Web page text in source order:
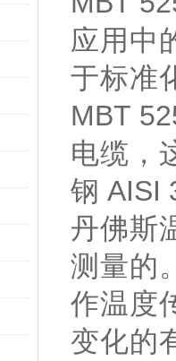
应用中
于标准
MBT
电缆，
钢 AISI
丹佛斯
测量的
作温度
变化的